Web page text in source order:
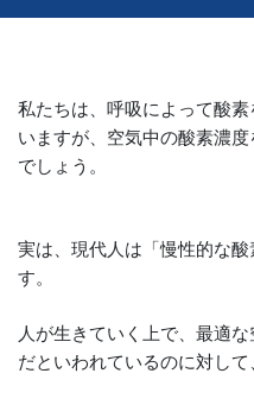
私たちは、呼吸によって酸
いますが、空気中の酸素濃
でしょう。
実は、現代人は「慢性的な
す。
人が生きていく上で、最適
だといわれているのに対して